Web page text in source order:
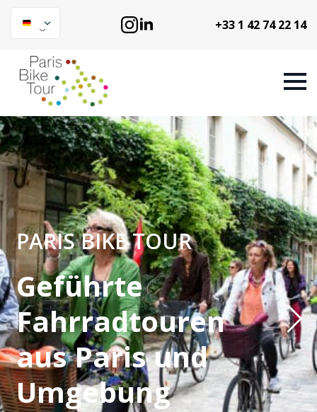
+33 1 42 74 22 14
PARIS BIKE TOUR
Geführte
Fahrradtouren
aus Paris und
Umgebung